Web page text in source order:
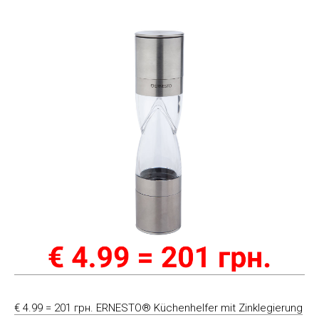
€ 4.99 = 201 грн. ERNESTO® Küchenhelfer mit Zinklegierung